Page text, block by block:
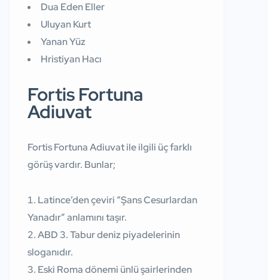
Dua Eden Eller
Uluyan Kurt
Yanan Yüz
Hristiyan Hacı
Fortis Fortuna
Adiuvat
Fortis Fortuna Adiuvat ile ilgili üç farklı
görüş vardır. Bunlar;
Latince’den çeviri “Şans Cesurlardan
Yanadır” anlamını taşır.
ABD 3. Tabur deniz piyadelerinin
sloganıdır.
Eski Roma dönemi ünlü şairlerinden